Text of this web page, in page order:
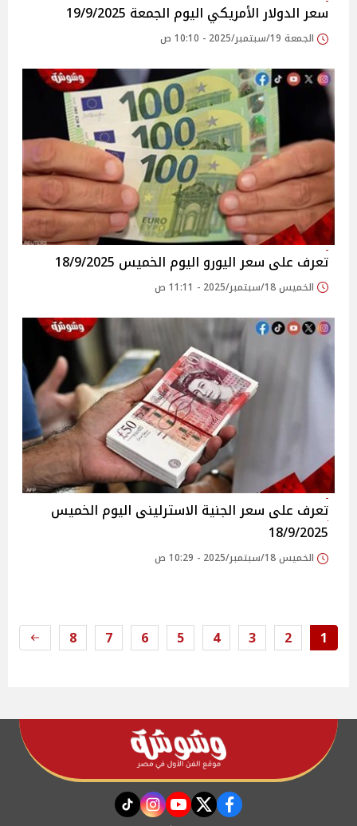
سعر الدولار الأمريكي اليوم الجمعة 19/9/2025
الجمعة 19/سبتمبر/2025 - 10:10 ص
تعرف على سعر اليورو اليوم الخميس 18/9/2025
الخميس 18/سبتمبر/2025 - 11:11 ص
تعرف على سعر الجنية الاسترلينى اليوم الخميس
18/9/2025
الخميس 18/سبتمبر/2025 - 10:29 ص
1
2
3
4
5
6
7
8
facebook
twitter
youtube
instagram
tiktok